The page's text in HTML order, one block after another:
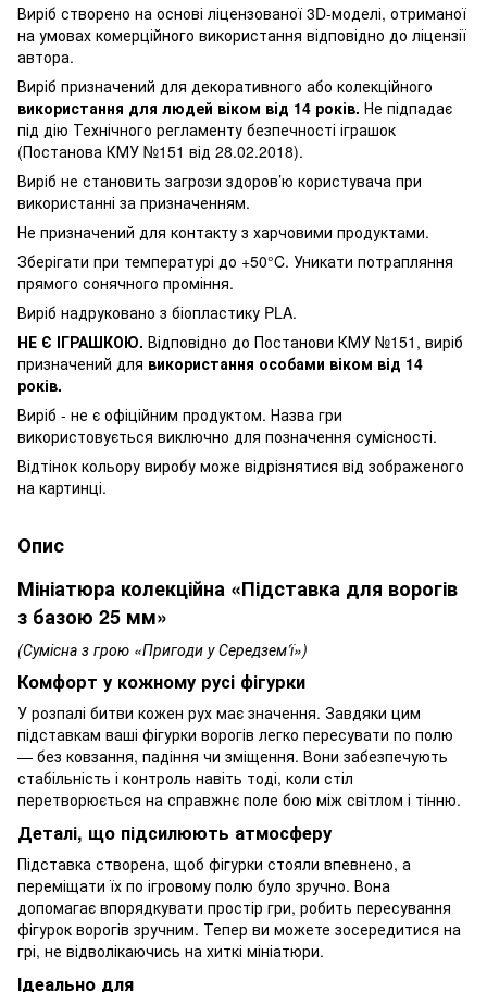
Виріб створено на основі ліцензованої 3D-моделі, отриманої
на умовах комерційного використання відповідно до ліцензії
автора.
Виріб призначений для декоративного або колекційного
використання для людей віком від 14 років. Не підпадає
під дію Технічного регламенту безпечності іграшок
(Постанова КМУ №151 від 28.02.2018).
Виріб не становить загрози здоров’ю користувача при
використанні за призначенням.
Не призначений для контакту з харчовими продуктами.
Зберігати при температурі до +50°C. Уникати потрапляння
прямого сонячного проміння.
Виріб надруковано з біопластику PLA.
НЕ Є ІГРАШКОЮ. Відповідно до Постанови КМУ №151, виріб
призначений для використання особами віком від 14
років.
Виріб - не є офіційним продуктом. Назва гри
використовується виключно для позначення сумісності.
Відтінок кольору виробу може відрізнятися від зображеного
на картинці.
Опис
Мініатюра колекційна «Підставка для ворогів
з базою 25 мм»
(Сумісна з грою «Пригоди у Середзем’ї»)
Комфорт у кожному русі фігурки
У розпалі битви кожен рух має значення. Завдяки цим
підставкам ваші фігурки ворогів легко пересувати по полю
— без ковзання, падіння чи зміщення. Вони забезпечують
стабільність і контроль навіть тоді, коли стіл
перетворюється на справжнє поле бою між світлом і тінню.
Деталі, що підсилюють атмосферу
Підставка створена, щоб фігурки стояли впевнено, а
переміщати їх по ігровому полю було зручно. Вона
допомагає впорядкувати простір гри, робить пересування
фігурок ворогів зручним. Тепер ви можете зосередитися на
грі, не відволікаючись на хиткі мініатюри.
Ідеально для